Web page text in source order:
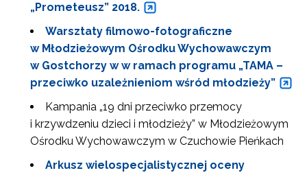
„Prometeusz” 2018.
Warsztaty filmowo-fotograficzne
w Młodzieżowym Ośrodku Wychowawczym
w Gostchorzy w w ramach programu „TAMA –
przeciwko uzależnieniom wśród młodzieży”
Kampania „19 dni przeciwko przemocy
i krzywdzeniu dzieci i młodzieży” w Młodzieżowym
Ośrodku Wychowawczym w Czuchowie Pieńkach
Arkusz wielospecjalistycznej oceny